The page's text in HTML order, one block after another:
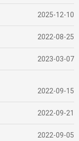
2025-12-10
2022-08-25
2023-03-07
2022-09-15
2022-09-21
2022-09-05